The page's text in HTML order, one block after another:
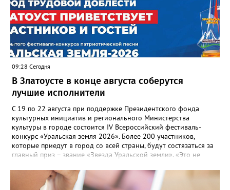
09:28 Сегодня
В Златоусте в конце августа соберутся
лучшие исполнители
С 19 по 22 августа при поддержке Президентского фонда
культурных инициатив и регионального Министерства
культуры в городе состоится IV Всероссийский фестиваль-
конкурс «Уральская земля 2026». Более 200 участников,
которые приедут в город со всей страны, будут состязаться за
главный приз – звание «Звезда Уральской земли». «Это не
прослушивания участников, мастер-классы от ведущих
наставников, выступления победителей прошлых лет и